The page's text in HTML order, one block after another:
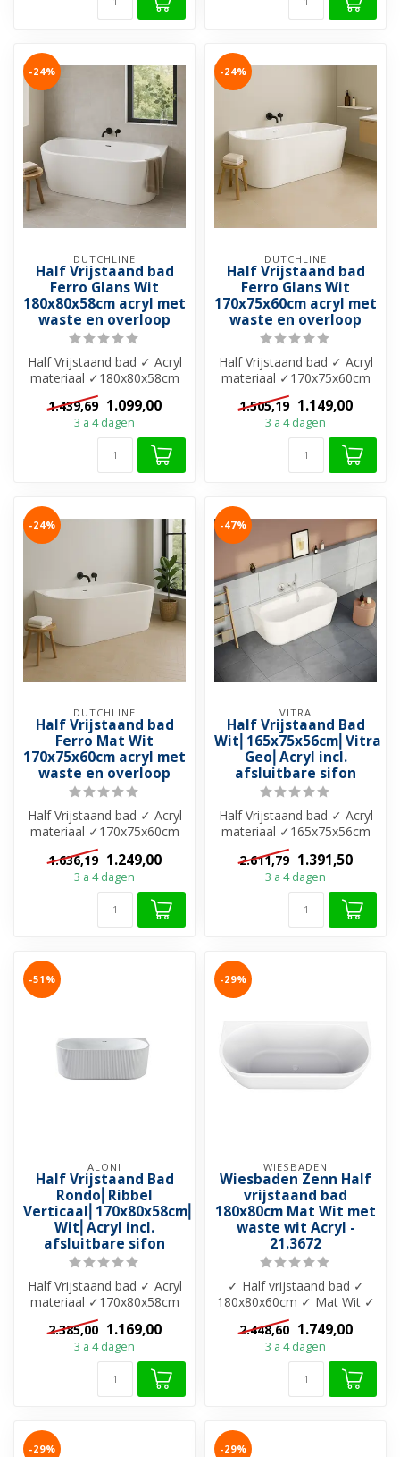
-24%
DUTCHLINE
Half Vrijstaand bad
Ferro Glans Wit
180x80x58cm acryl met
waste en overloop
Half Vrijstaand bad ✓ Acryl
materiaal ✓180x80x58cm
✓ Bad met ovale vorm ✓
Glans ...
1.439,69 1.099,00
3 a 4 dagen
-24%
DUTCHLINE
Half Vrijstaand bad
Ferro Glans Wit
170x75x60cm acryl met
waste en overloop
Half Vrijstaand bad ✓ Acryl
materiaal ✓170x75x60cm
✓ Bad met ovale vorm ✓
Glans ...
1.505,19 1.149,00
3 a 4 dagen
-24%
DUTCHLINE
Half Vrijstaand bad
Ferro Mat Wit
170x75x60cm acryl met
waste en overloop
Half Vrijstaand bad ✓ Acryl
materiaal ✓170x75x60cm
✓ Bad met ovale vorm ✓
Glans ...
1.636,19 1.249,00
3 a 4 dagen
-47%
VITRA
Half Vrijstaand Bad
Wit⎢165x75x56cm⎢Vitra
Geo⎢Acryl incl.
afsluitbare sifon
Half Vrijstaand bad ✓ Acryl
materiaal ✓165x75x56cm
✓ A-merk ✓ Glans Wit ✓
Incl. ...
2.611,79 1.391,50
3 a 4 dagen
-51%
ALONI
Half Vrijstaand Bad
Rondo⎢Ribbel
Verticaal⎢170x80x58cm⎢Mat
Wit⎢Acryl incl.
afsluitbare sifon
Half Vrijstaand bad ✓ Acryl
materiaal ✓170x80x58cm
✓ Bad met verticale ribbels
✓...
2.385,00 1.169,00
3 a 4 dagen
-29%
WIESBADEN
Wiesbaden Zenn Half
vrijstaand bad
180x80cm Mat Wit met
waste wit Acryl -
21.3672
✓ Half vrijstaand bad ✓
180x80x60cm ✓ Mat Wit ✓
Inclusief sifon en
bijpassende w...
2.448,60 1.749,00
3 a 4 dagen
-29% -29%